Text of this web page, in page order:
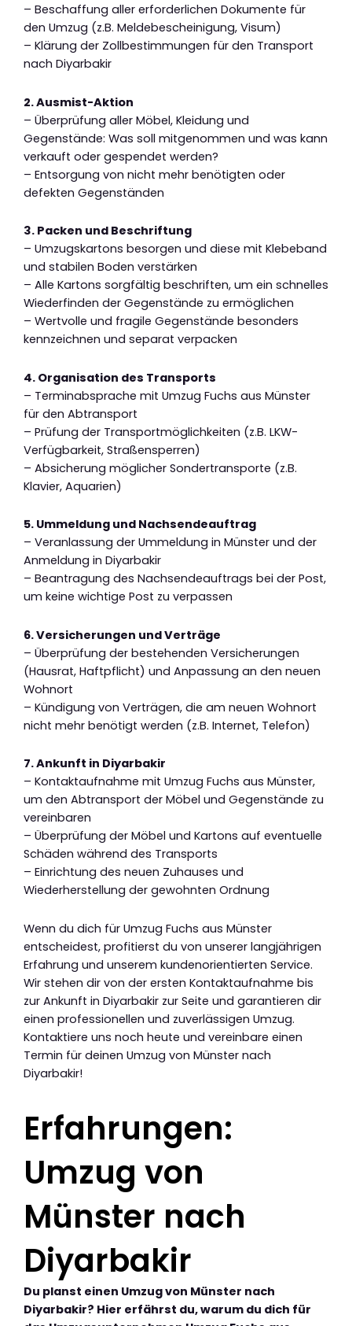
– Beschaffung aller erforderlichen Dokumente für
den Umzug (z.B. Meldebescheinigung, Visum)
– Klärung der Zollbestimmungen für den Transport
nach Diyarbakir
2. Ausmist-Aktion
– Überprüfung aller Möbel, Kleidung und
Gegenstände: Was soll mitgenommen und was kann
verkauft oder gespendet werden?
– Entsorgung von nicht mehr benötigten oder
defekten Gegenständen
3. Packen und Beschriftung
– Umzugskartons besorgen und diese mit Klebeband
und stabilen Boden verstärken
– Alle Kartons sorgfältig beschriften, um ein schnelles
Wiederfinden der Gegenstände zu ermöglichen
– Wertvolle und fragile Gegenstände besonders
kennzeichnen und separat verpacken
4. Organisation des Transports
– Terminabsprache mit Umzug Fuchs aus Münster
für den Abtransport
– Prüfung der Transportmöglichkeiten (z.B. LKW-
Verfügbarkeit, Straßensperren)
– Absicherung möglicher Sondertransporte (z.B.
Klavier, Aquarien)
5. Ummeldung und Nachsendeauftrag
– Veranlassung der Ummeldung in Münster und der
Anmeldung in Diyarbakir
– Beantragung des Nachsendeauftrags bei der Post,
um keine wichtige Post zu verpassen
6. Versicherungen und Verträge
– Überprüfung der bestehenden Versicherungen
(Hausrat, Haftpflicht) und Anpassung an den neuen
Wohnort
– Kündigung von Verträgen, die am neuen Wohnort
nicht mehr benötigt werden (z.B. Internet, Telefon)
7. Ankunft in Diyarbakir
– Kontaktaufnahme mit Umzug Fuchs aus Münster,
um den Abtransport der Möbel und Gegenstände zu
vereinbaren
– Überprüfung der Möbel und Kartons auf eventuelle
Schäden während des Transports
– Einrichtung des neuen Zuhauses und
Wiederherstellung der gewohnten Ordnung
Wenn du dich für Umzug Fuchs aus Münster
entscheidest, profitierst du von unserer langjährigen
Erfahrung und unserem kundenorientierten Service.
Wir stehen dir von der ersten Kontaktaufnahme bis
zur Ankunft in Diyarbakir zur Seite und garantieren dir
einen professionellen und zuverlässigen Umzug.
Kontaktiere uns noch heute und vereinbare einen
Termin für deinen Umzug von Münster nach
Diyarbakir!
Erfahrungen:
Umzug von
Münster nach
Diyarbakir
Du planst einen Umzug von Münster nach
Diyarbakir? Hier erfährst du, warum du dich für